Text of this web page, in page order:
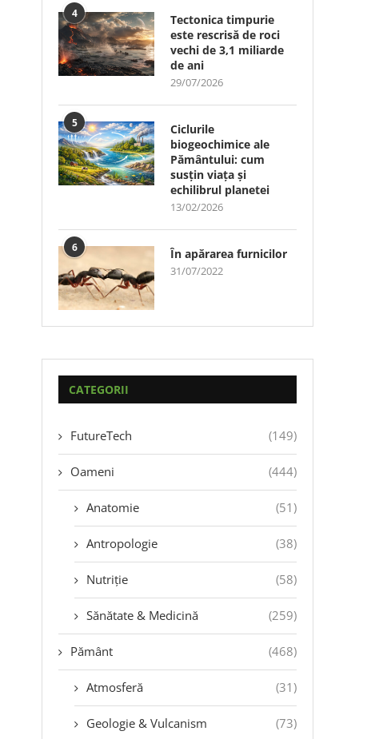
4
Tectonica timpurie
este rescrisă de roci
vechi de 3,1 miliarde
de ani
29/07/2026
5
Ciclurile
biogeochimice ale
Pământului: cum
susțin viața și
echilibrul planetei
13/02/2026
6 În apărarea furnicilor
31/07/2022
CATEGORII
FutureTech (149)
Oameni (444)
Anatomie (51)
Antropologie (38)
Nutriție (58)
Sănătate & Medicină (259)
Pământ (468)
Atmosferă (31)
Geologie & Vulcanism (73)